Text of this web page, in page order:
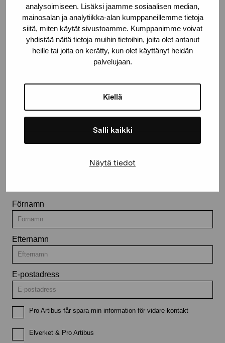
analysoimiseen. Lisäksi jaamme sosiaalisen median,
mainosalan ja analytiikka-alan kumppaneillemme tietoja
siitä, miten käytät sivustoamme. Kumppanimme voivat
yhdistää näitä tietoja muihin tietoihin, joita olet antanut
heille tai joita on kerätty, kun olet käyttänyt heidän
palvelujaan.
Kiellä
Salli kaikki
Näytä tiedot
10600 Ekenäs
proartibus@proartibus.fi
+358 (0)50 371 6339
Håll dig uppdaterad om aktuella
Förnamn
Efternamn
E-postadress
Pro Artibus får spara min information för vidare kontakt
Elverket & Pro Artibus